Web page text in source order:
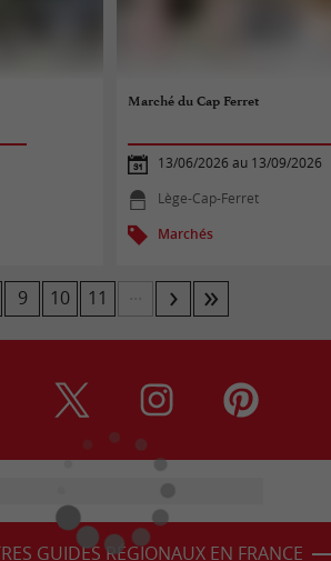
Marché du Cap Ferret
13/06/2026 au 13/09/2026
Lège-Cap-Ferret
Marchés
9 10 11
GUIDES RÉGIONAUX EN FRANCE